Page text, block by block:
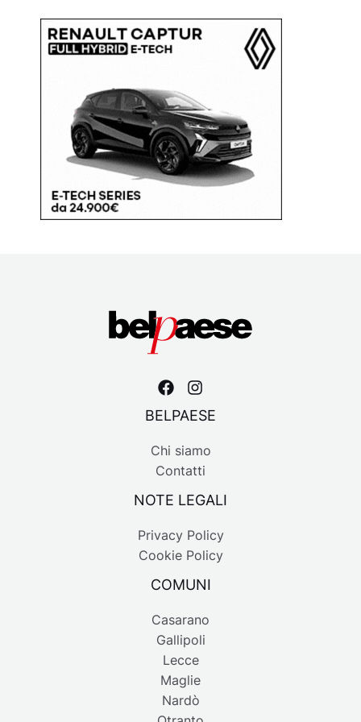
BELPAESE
Chi siamo
Contatti
NOTE LEGALI
Privacy Policy
Cookie Policy
COMUNI
Casarano
Gallipoli
Lecce
Maglie
Nardò